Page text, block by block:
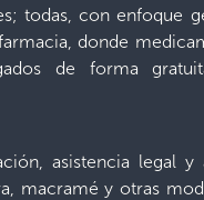
todas, con enfoque
donde
de forma
asistencia legal y
macramé y otras